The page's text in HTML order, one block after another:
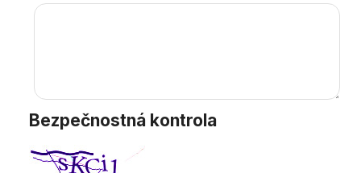
Bezpečnostná kontrola